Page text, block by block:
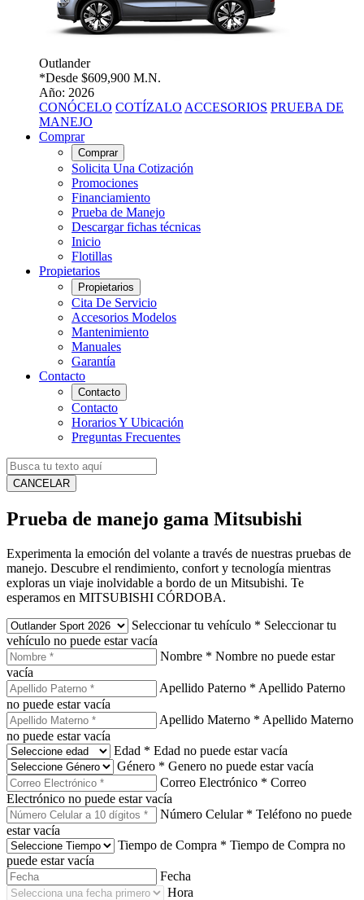
Outlander
*Desde $609,900 M.N.
Año: 2026
CONÓCELO COTÍZALO ACCESORIOS PRUEBA DE
MANEJO
Comprar
Comprar
Solicita Una Cotización
Promociones
Financiamiento
Prueba de Manejo
Descargar fichas técnicas
Inicio
Flotillas
Propietarios
Propietarios
Cita De Servicio
Accesorios Modelos
Mantenimiento
Manuales
Garantía
Contacto
Contacto
Contacto
Horarios Y Ubicación
Preguntas Frecuentes
CANCELAR
Prueba de manejo gama Mitsubishi
Experimenta la emoción del volante a través de nuestras pruebas de
manejo. Descubre el rendimiento, confort y tecnología mientras
exploras un viaje inolvidable a bordo de un Mitsubishi. Te
esperamos en MITSUBISHI CÓRDOBA.
Seleccionar tu vehículo * Seleccionar tu
vehículo no puede estar vacía
Nombre * Nombre no puede estar
vacía
Apellido Paterno * Apellido Paterno
no puede estar vacía
Apellido Materno * Apellido Materno
no puede estar vacía
Edad * Edad no puede estar vacía
Género * Genero no puede estar vacía
Correo Electrónico * Correo
Electrónico no puede estar vacía
Número Celular * Teléfono no puede
estar vacía
Tiempo de Compra * Tiempo de Compra no
puede estar vacía
Fecha
Hora